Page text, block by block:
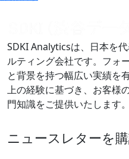
SDKI Analyticsは、日本を
ルティング会社です。フォ
と背景を持つ幅広い実績を
上の経験に基づき、お客様
門知識をご提供いたします。
ニュースレターを